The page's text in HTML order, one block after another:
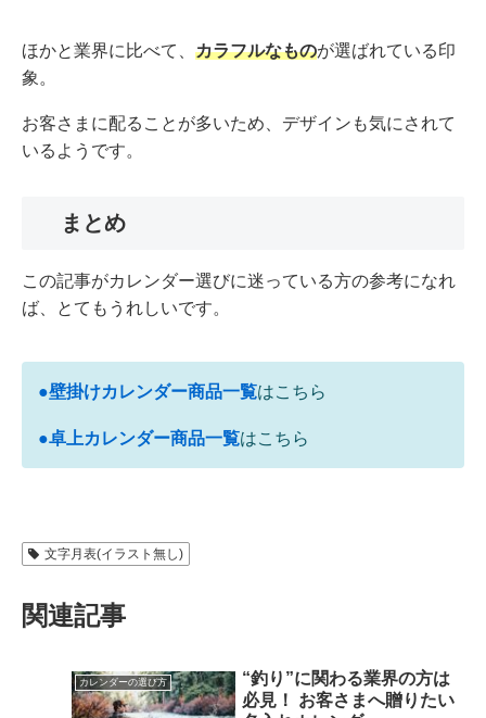
ほかと業界に比べて、 カラフルなものが選ばれている印
象。
お客さまに配ることが多いため、デザインも気にされて
いるようです。
まとめ
この記事がカレンダー選びに迷っている方の参考になれ
ば、とてもうれしいです。
●壁掛けカレンダー商品一覧はこちら
●卓上カレンダー商品一覧はこちら
文字月表(イラスト無し)
関連記事
カレンダーの選び方
“釣り”に関わる業界の方は
必見！ お客さまへ贈りたい